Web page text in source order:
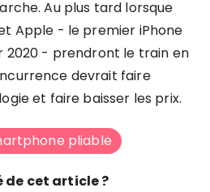
Au plus tard lorsque
et Apple - le premier iPhone
2020 - prendront le train en
devrait faire
et faire baisser les prix.
pliable
de cet article ?